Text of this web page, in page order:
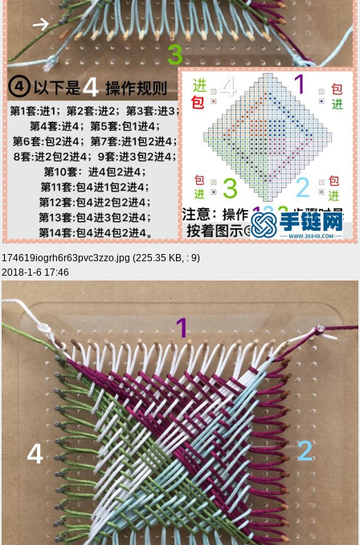
174619iogrh6r63pvc3zzo.jpg (225.35 KB, : 9)
2018-1-6 17:46